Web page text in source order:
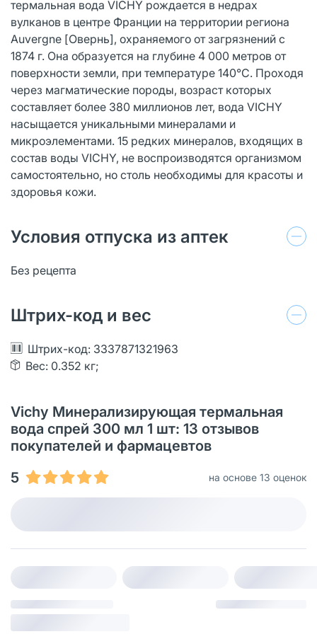
термальная вода VICHY рождается в недрах
вулканов в центре Франции на территории региона
Auvergne [Овернь], охраняемого от загрязнений с
1874 г. Она образуется на глубине 4 000 метров от
поверхности земли, при температуре 140°C. Проходя
через магматические породы, возраст которых
составляет более 380 миллионов лет, вода VICHY
насыщается уникальными минералами и
микроэлементами. 15 редких минералов, входящих в
состав воды VICHY, не воспроизводятся организмом
самостоятельно, но столь необходимы для красоты и
здоровья кожи.
Условия отпуска из аптек
Без рецепта
Штрих-код и вес
Штрих-код: 3337871321963
Вес: 0.352 кг;
Vichy Минерализирующая термальная
вода спрей 300 мл 1 шт: 13 отзывов
покупателей и фармацевтов
5
на основе 13 оценок